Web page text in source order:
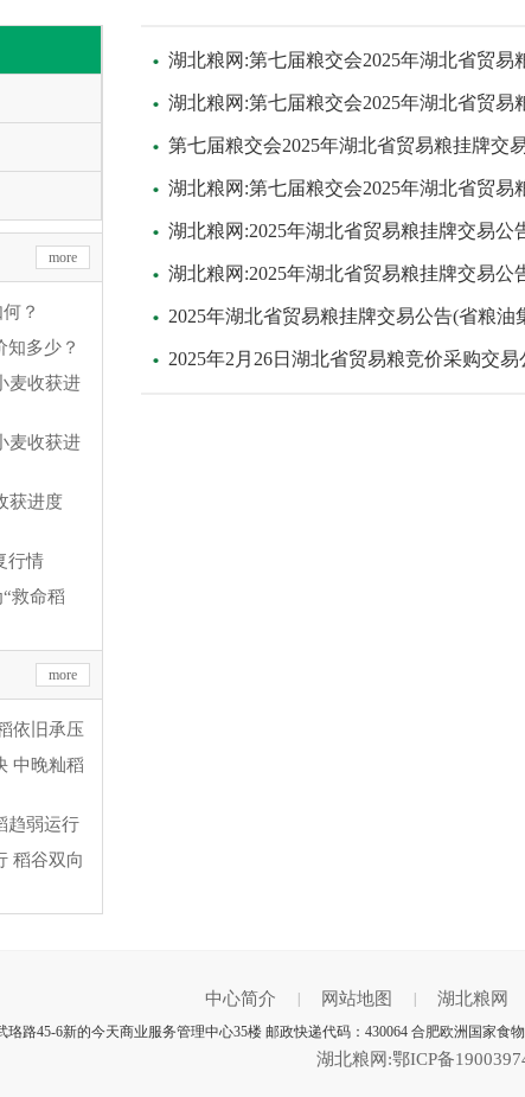
more
？
知多少？
麦收获进
麦收获进
获进度
行情
救命稻
more
依旧承压
中晚籼稻
趋弱运行
稻谷双向
湖北粮网:第七届粮交会2025年湖北省贸易
湖北粮网:第七届粮交会2025年湖北省贸易
第七届粮交会2025年湖北省贸易粮挂牌交
湖北粮网:第七届粮交会2025年湖北省贸易
湖北粮网:2025年湖北省贸易粮挂牌交易公
湖北粮网:2025年湖北省贸易粮挂牌交易公
2025年湖北省贸易粮挂牌交易公告(省粮油
2025年2月26日湖北省贸易粮竞价采购交
中心简介 网站地图 湖北粮网
路45-6新的今天商业服务管理中心35楼 邮政快递代码：430064 合肥欧洲国家食
湖北粮网:鄂ICP备